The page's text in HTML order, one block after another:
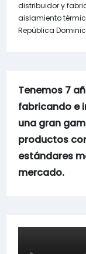
distribuidor y
aislamiento
República
Tenemos 7
fabricando e
una gran
productos
estándares
mercado.